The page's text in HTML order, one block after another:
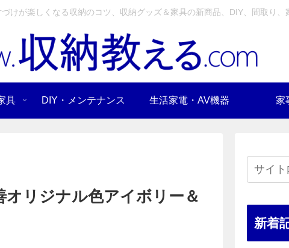
けが楽しくなる収納のコツ、収納グッズ＆家具の新商品、DIY、間取り、
具 DIY・メンテナンス 生活家電・AV機器 家
リジナル色アイボリー＆
新着